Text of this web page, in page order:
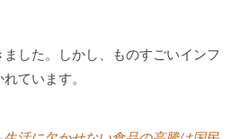
した。しかし、ものすごいインフ
ています。